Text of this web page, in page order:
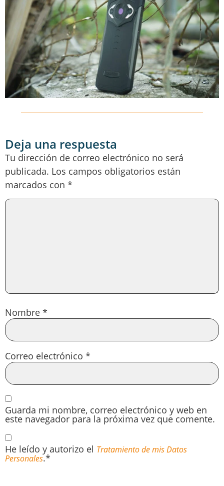
Deja una respuesta
Tu dirección de correo electrónico no será
publicada. Los campos obligatorios están
marcados con *
Nombre *
Correo electrónico *
Guarda mi nombre, correo electrónico y web en
este navegador para la próxima vez que comente.
He leído y autorizo el Tratamiento de mis Datos
Personales.*